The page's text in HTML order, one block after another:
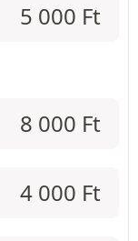
5 000 Ft
8 000 Ft
4 000 Ft